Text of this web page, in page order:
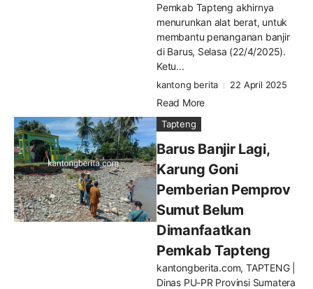
Pemkab Tapteng akhirnya
menurunkan alat berat, untuk
membantu penanganan banjir
di Barus, Selasa (22/4/2025).
Ketu...
kantong berita 22 April 2025
Read More
Tapteng
Barus Banjir Lagi,
Karung Goni
Pemberian Pemprov
Sumut Belum
Dimanfaatkan
Pemkab Tapteng
kantongberita.com, TAPTENG |
Dinas PU-PR Provinsi Sumatera